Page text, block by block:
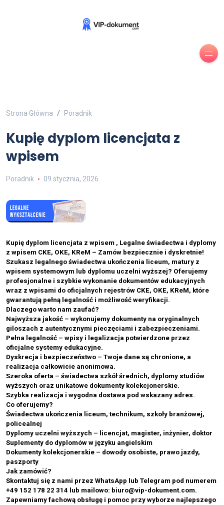
Strona Główna Poradnik
Kupię dyplom licencjata z
wpisem
Poradnik 09 stycznia, 2026
Kupię dyplom licencjata z wpisem , Legalne świadectwa i dyplomy
z wpisem CKE, OKE, KReM – Zamów bezpiecznie i dyskretnie!
Szukasz legalnego świadectwa ukończenia liceum, matury z
wpisem systemowym lub dyplomu uczelni wyższej? Oferujemy
profesjonalne i szybkie wykonanie dokumentów edukacyjnych
wraz z wpisami do oficjalnych rejestrów CKE, OKE, KReM, które
gwarantują pełną legalność i możliwość weryfikacji.
Dlaczego warto nam zaufać?
Najwyższa jakość – wykonujemy dokumenty na oryginalnych
giloszach z autentycznymi pieczęciami i zabezpieczeniami.
Pełna legalność – wpisy i legalizacja potwierdzone przez
oficjalne systemy edukacyjne.
Dyskrecja i bezpieczeństwo – Twoje dane są chronione, a
realizacja całkowicie anonimowa.
Szeroka oferta – świadectwa szkół średnich, dyplomy studiów
wyższych oraz unikatowe dokumenty kolekcjonerskie.
Szybka realizacja i wygodna dostawa pod wskazany adres.
Co oferujemy?
Świadectwa ukończenia liceum, technikum, szkoły branżowej,
policealnej
Dyplomy uczelni wyższych – licencjat, magister, inżynier, doktor
Suplementy do dyplomów w języku angielskim
Dokumenty kolekcjonerskie – dowody osobiste, prawo jazdy,
paszporty
Jak zamówić?
Skontaktuj się z nami przez WhatsApp lub Telegram pod numerem
+49 152 178 22 314 lub mailowo: biuro@vip-dokument.com.
Zapewniamy fachową obsługę i pomoc przy wyborze najlepszego